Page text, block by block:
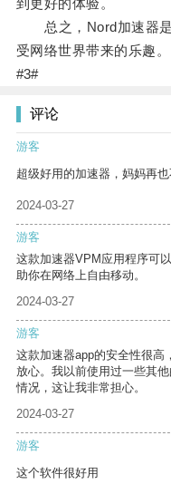
到更好的体验。
总之，Nord加速器是
受网络世界带来的乐趣。
#3#
评论
游客
超级好用的加速器，妈妈再
2024-03-27
游客
这款加速器VPM应用程序可
助你在网络上自由移动。
2024-03-27
游客
这款加速器app的安全性很高
放心。我以前使用过一些其
情况，这让我非常担心。
2024-03-27
游客
这个软件很好用